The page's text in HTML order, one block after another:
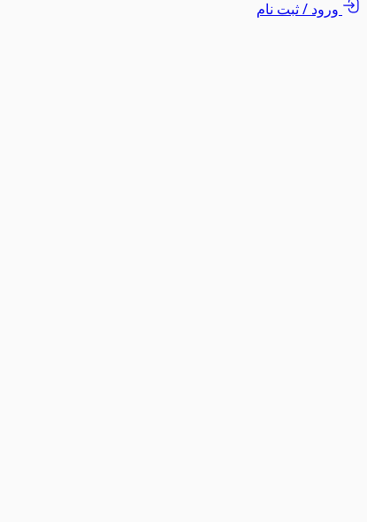
ورود / ثبت نام